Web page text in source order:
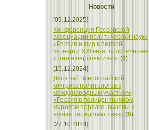
Новости
[09.12.2025]
Конференция Российской
ассоциации политической науки
«Россия и мир в первой
четверти XXI века: политические
итоги и перспективы». (0)
[15.12.2024]
Десятый Всероссийский
конгресс политологов с
международным участием
«Россия в полицентричном
мировом порядке: вызовы и
новые парадигмы разви (0)
[27.10.2024]